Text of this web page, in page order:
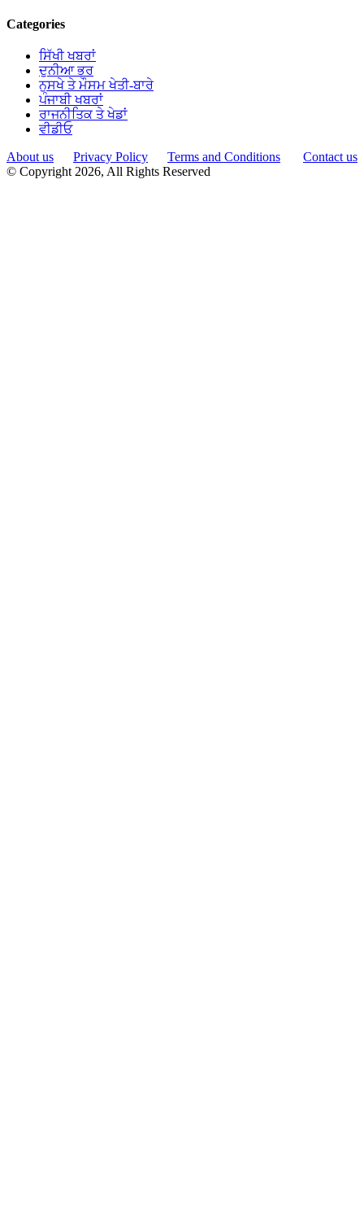
Categories
ਸਿੱਖੀ ਖਬਰਾਂ
ਦੁਨੀਆ ਭਰ
ਨੁਸਖੇ ਤੇ ਮੌਸਮ ਖੇਤੀ-ਬਾਰੇ
ਪੰਜਾਬੀ ਖਬਰਾਂ
ਰਾਜਨੀਤਿਕ ਤੇ ਖੇਡਾਂ
ਵੀਡੀਓ
About us
Privacy Policy Terms and Conditions
Contact us
© Copyright 2026, All Rights Reserved